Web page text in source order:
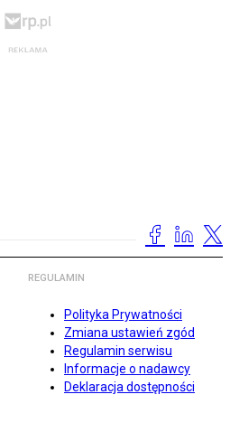
REGULAMIN
Polityka Prywatności
Zmiana ustawień zgód
Regulamin serwisu
Informacje o nadawcy
Deklaracja dostępności